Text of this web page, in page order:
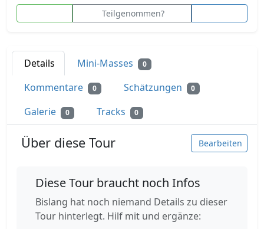
Teilgenommen?
Details Mini-Masses 0
Kommentare 0 Schätzungen 0
Galerie 0 Tracks 0
Über diese Tour Bearbeiten
Diese Tour braucht noch Infos
Bislang hat noch niemand Details zu dieser
Tour hinterlegt. Hilf mit und ergänze: